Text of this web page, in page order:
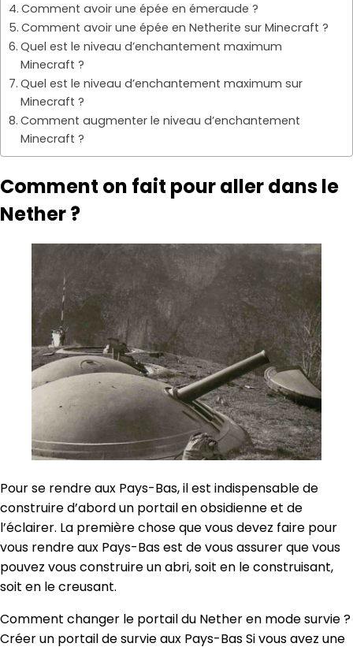
Comment avoir une épée en émeraude ?
Comment avoir une épée en Netherite sur Minecraft ?
Quel est le niveau d’enchantement maximum
Minecraft ?
Quel est le niveau d’enchantement maximum sur
Minecraft ?
Comment augmenter le niveau d’enchantement
Minecraft ?
Comment on fait pour aller dans le
Nether ?
Pour se rendre aux Pays-Bas, il est indispensable de
construire d’abord un portail en obsidienne et de
l’éclairer. La première chose que vous devez faire pour
vous rendre aux Pays-Bas est de vous assurer que vous
pouvez vous construire un abri, soit en le construisant,
soit en le creusant.
Comment changer le portail du Nether en mode survie ?
Créer un portail de survie aux Pays-Bas Si vous avez une